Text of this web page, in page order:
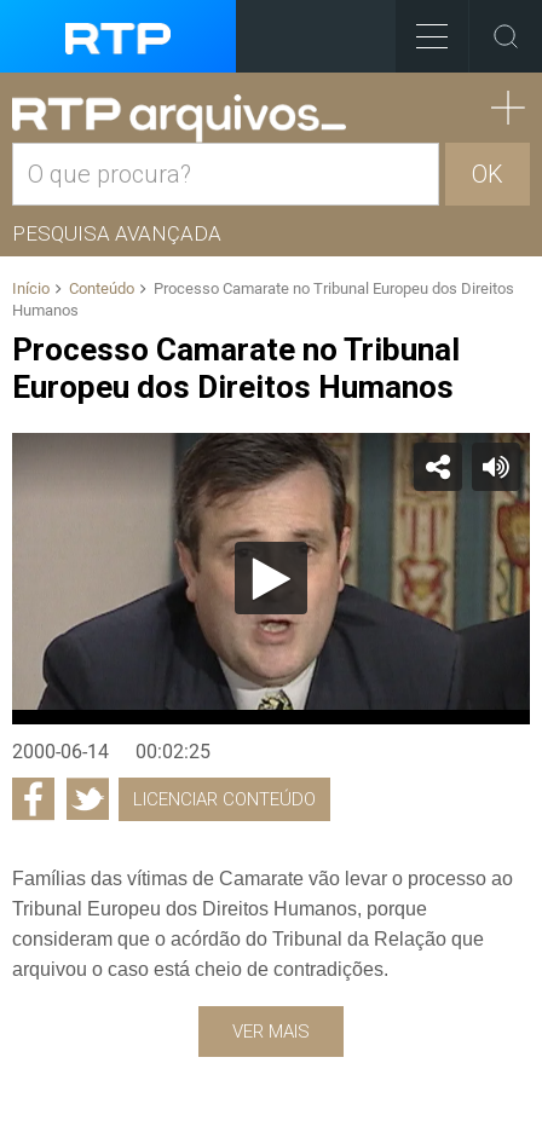
OK
PESQUISA AVANÇADA
Início Conteúdo
Processo Camarate no Tribunal Europeu dos Direitos
Humanos
Processo Camarate no Tribunal
Europeu dos Direitos Humanos
2000-06-14 00:02:25
LICENCIAR CONTEÚDO
Famílias das vítimas de Camarate vão levar o processo ao
Tribunal Europeu dos Direitos Humanos, porque
consideram que o acórdão do Tribunal da Relação que
arquivou o caso está cheio de contradições.
VER MAIS